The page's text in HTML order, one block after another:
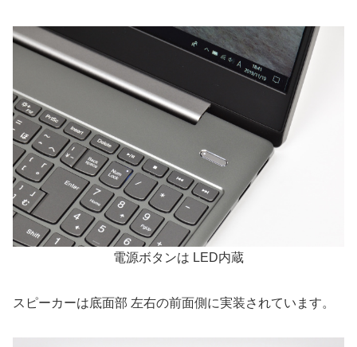
電源ボタンは LED内蔵
スピーカーは底面部 左右の前面側に実装されています。